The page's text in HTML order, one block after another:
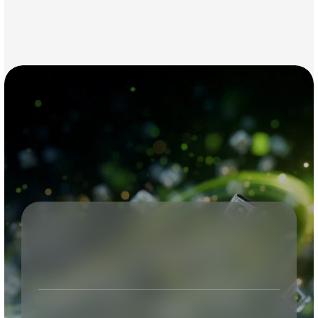
Robotilandia
Contacta